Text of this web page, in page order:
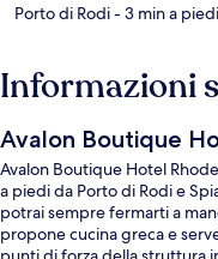
Porto di Rodi- 3 min a piedi
Informazioni
Avalon Boutique
Avalon Boutique Hotel
a piedi da Porto di Rodi e
potrai sempre fermarti a
propone cucina greca e